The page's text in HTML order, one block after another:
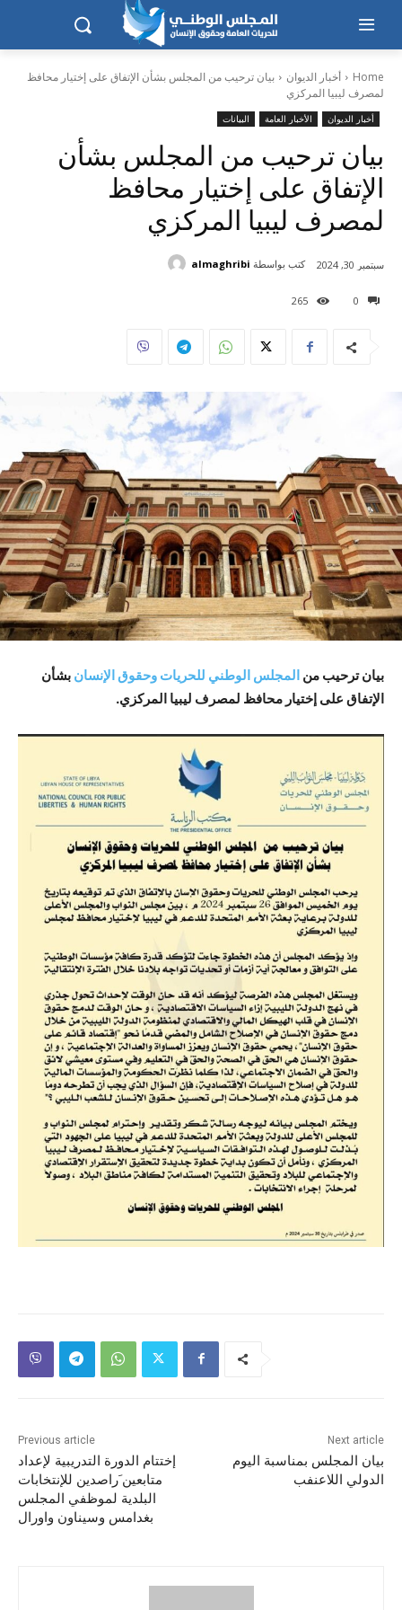
Home أخبار الديوان
بيان ترحيب من المجلس بشأن الإتفاق على إختيار محافظ
لمصرف ليبيا المركزي
أخبار الديوان الأخبار العامة البيانات
بيان ترحيب من المجلس بشأن
الإتفاق على إختيار محافظ
لمصرف ليبيا المركزي
0
265
سبتمبر 30, 2024 كتب بواسطة almaghribi
بيان ترحيب من المجلس الوطني للحريات وحقوق الإنسان بشأن
الإتفاق على إختيار محافظ لمصرف ليبيا المركزي.
Previous article
إختتام الدورة التدريبية لإعداد
متابعين َراصدين للإنتخابات
البلدية لموظفي المجلس
بغدامس وسيناون واورال
Next article
بيان المجلس بمناسبة اليوم
الدولي اللاعنفب